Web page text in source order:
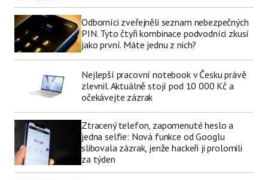
Odborníci zveřejněli seznam nebezpečných
PIN. Tyto čtyři kombinace podvodníci zkusí
jako první. Máte jednu z nich?
Nejlepší pracovní notebook v Česku právě
zlevnil. Aktuálně stojí pod 10 000 Kč a
očekávejte zázrak
Ztracený telefon, zapomenuté heslo a
jedna selfie: Nová funkce od Googlu
slibovala zázrak, jenže hackeři ji prolomili
za týden